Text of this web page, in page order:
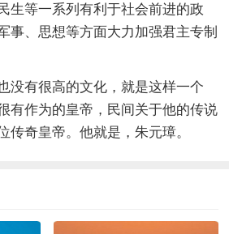
生等一系列有利于社会前进的政
事、思想等方面大力加强君主专制
没有很高的文化，就是这样一个
有作为的皇帝，民间关于他的传说
传奇皇帝。他就是，朱元璋。